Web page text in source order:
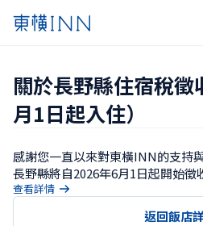
關於長野縣住宿稅
月1日起入住）
感謝您一直以來對東橫INN的支持
長野縣將自2026年6月1日起開始徵
查看詳情
返回飯店